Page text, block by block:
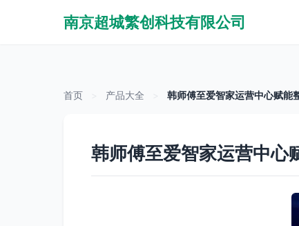
南京超城繁创科技有限公司
首页 产品大全 韩师傅至爱智家运营中心赋能
韩师傅至爱智家运营中心